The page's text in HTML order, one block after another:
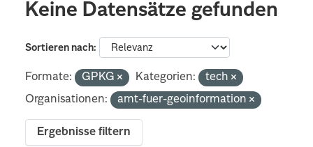
Keine Datensätze gefunden
Sortieren nach
Formate: GPKG Kategorien:
tech
Organisationen:
amt-fuer-geoinformation
Ergebnisse filtern